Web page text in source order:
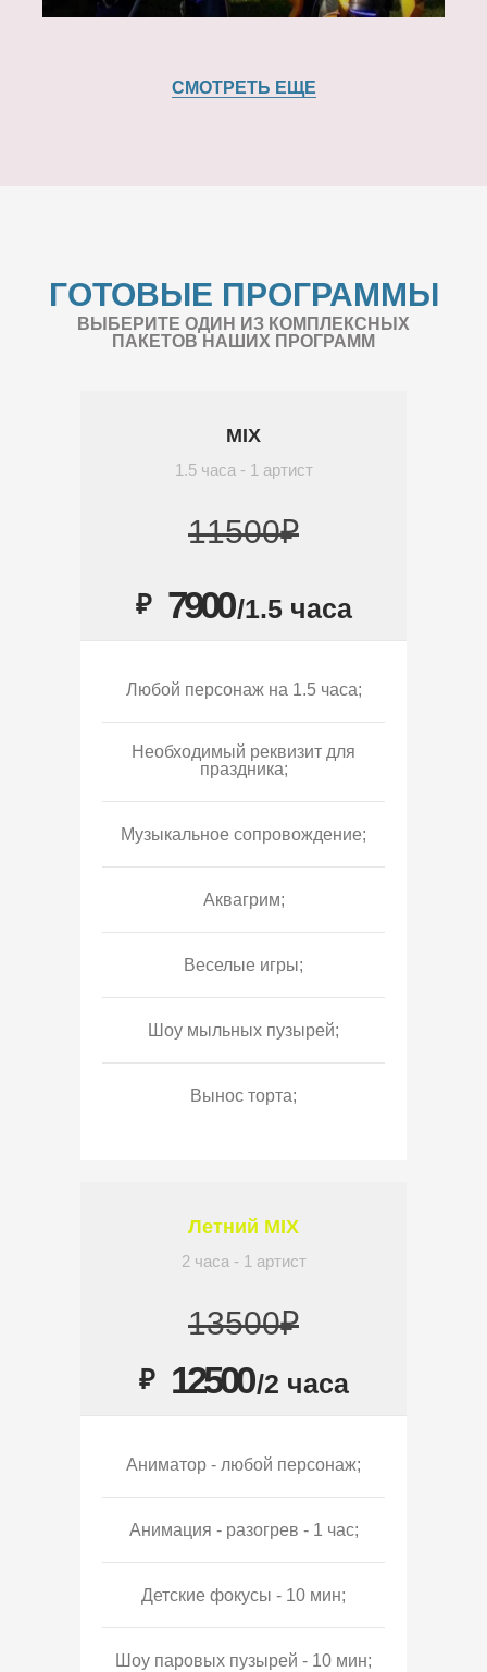
СМОТРЕТЬ ЕЩЕ
ГОТОВЫЕ ПРОГРАММЫ
ВЫБЕРИТЕ ОДИН ИЗ КОМПЛЕКСНЫХ
ПАКЕТОВ НАШИХ ПРОГРАММ
MIX
1.5 часа - 1 артист
11500₽
₽ 7900/1.5 часа
Любой персонаж на 1.5 часа;
Необходимый реквизит для
праздника;
Музыкальное сопровождение;
Аквагрим;
Веселые игры;
Шоу мыльных пузырей;
Вынос торта;
Летний MIX
2 часа - 1 артист
13500₽
₽ 12500/2 часа
Аниматор - любой персонаж;
Анимация - разогрев - 1 час;
Детские фокусы - 10 мин;
Шоу паровых пузырей - 10 мин;